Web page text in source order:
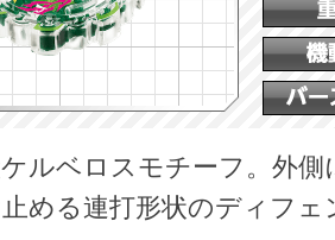
ルベロスモチーフ。外
める連打形状のディフ